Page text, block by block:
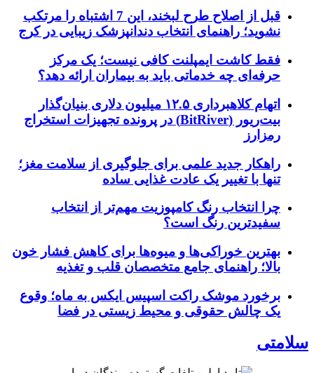
قبل از اصلاح طرح لبخند، این 7 اشتباه را مرتکب
نشوید؛ راهنمای انتخاب دندانپزشک زیبایی در کرج
فقط کاشت ایمپلنت کافی نیست؛ یک مرکز
حرفه‌ای چه خدماتی باید به بیماران ارائه دهد؟
اتهام کلاهبرداری ۱۲.۵ میلیون دلاری بنیان‌گذار
بیت‌ریور (BitRiver) در پرونده تجهیزات استخراج
رمزارز
راهکار جدید علمی برای جلوگیری از سلامت مغز؛
تنها با تغییر یک عادت غذایی ساده
چرا انتخاب رنگ کامپوزیت مهم‌تر از انتخاب
سفیدترین رنگ است؟
بهترین خوراکی‌ها و میوه‌ها برای کاهش فشار خون
بالا؛ راهنمای جامع متخصصان قلب و تغذیه
برخورد موشک راکت اسپیس ایکس به ماه؛ وقوع
یک چالش حقوقی و محیط زیستی در فضا
سلامتی